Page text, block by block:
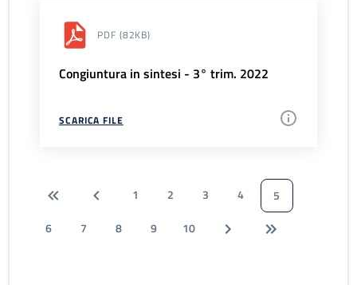
PDF (82KB)
Congiuntura in sintesi - 3° trim. 2022
SCARICA FILE
1 2 3 4
5
6
7 8 9 10